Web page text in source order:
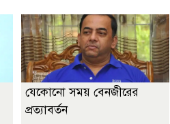
যেকোনো সময় বেনজীরের
প্রত্যাবর্তন